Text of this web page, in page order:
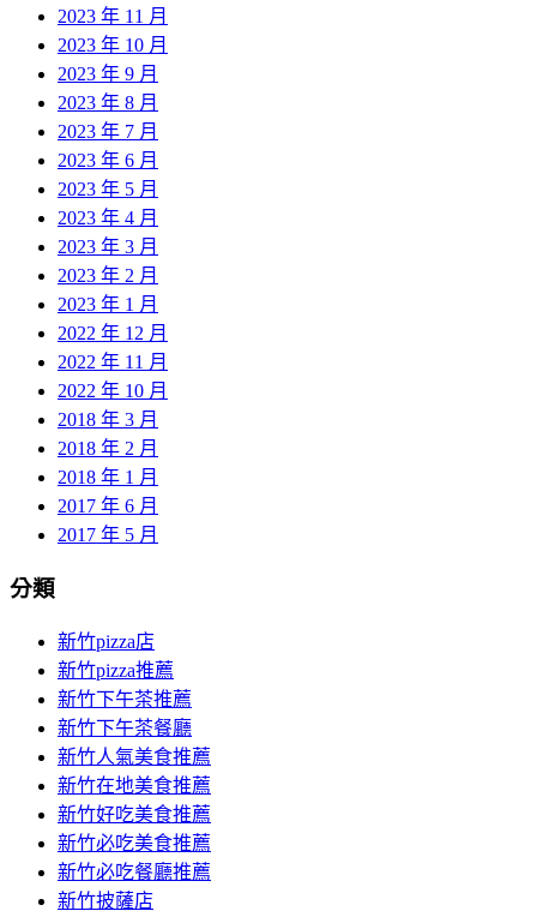
2023 年 11 月
2023 年 10 月
2023 年 9 月
2023 年 8 月
2023 年 7 月
2023 年 6 月
2023 年 5 月
2023 年 4 月
2023 年 3 月
2023 年 2 月
2023 年 1 月
2022 年 12 月
2022 年 11 月
2022 年 10 月
2018 年 3 月
2018 年 2 月
2018 年 1 月
2017 年 6 月
2017 年 5 月
分類
新竹pizza店
新竹pizza推薦
新竹下午茶推薦
新竹下午茶餐廳
新竹人氣美食推薦
新竹在地美食推薦
新竹好吃美食推薦
新竹必吃美食推薦
新竹必吃餐廳推薦
新竹披薩店